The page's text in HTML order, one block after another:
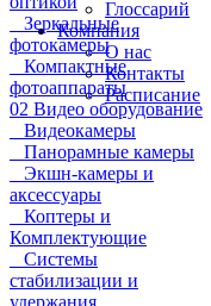
Глоссарий
Компания
О нас
Контакты
Расписание
Зеркальные
фотокамеры
Компактные
фотоаппараты
02 Видео оборудование
Видеокамеры
Панорамные камеры
Экшн-камеры и
аксессуары
Коптеры и
Комплектующие
Системы
стабилизации и
удержания